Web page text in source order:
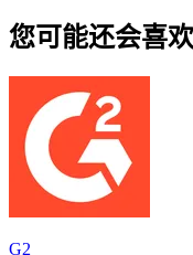
您可能还会喜欢
G2